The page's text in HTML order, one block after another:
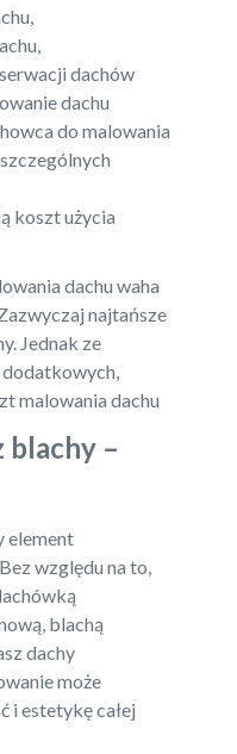
dachów
dachu
do malowania
koszt użycia
dachu waha
najtańsze
Jednak ze
malowania dachu
blachy –
element
względu na to,
blachą
dachy
może
i estetykę całej